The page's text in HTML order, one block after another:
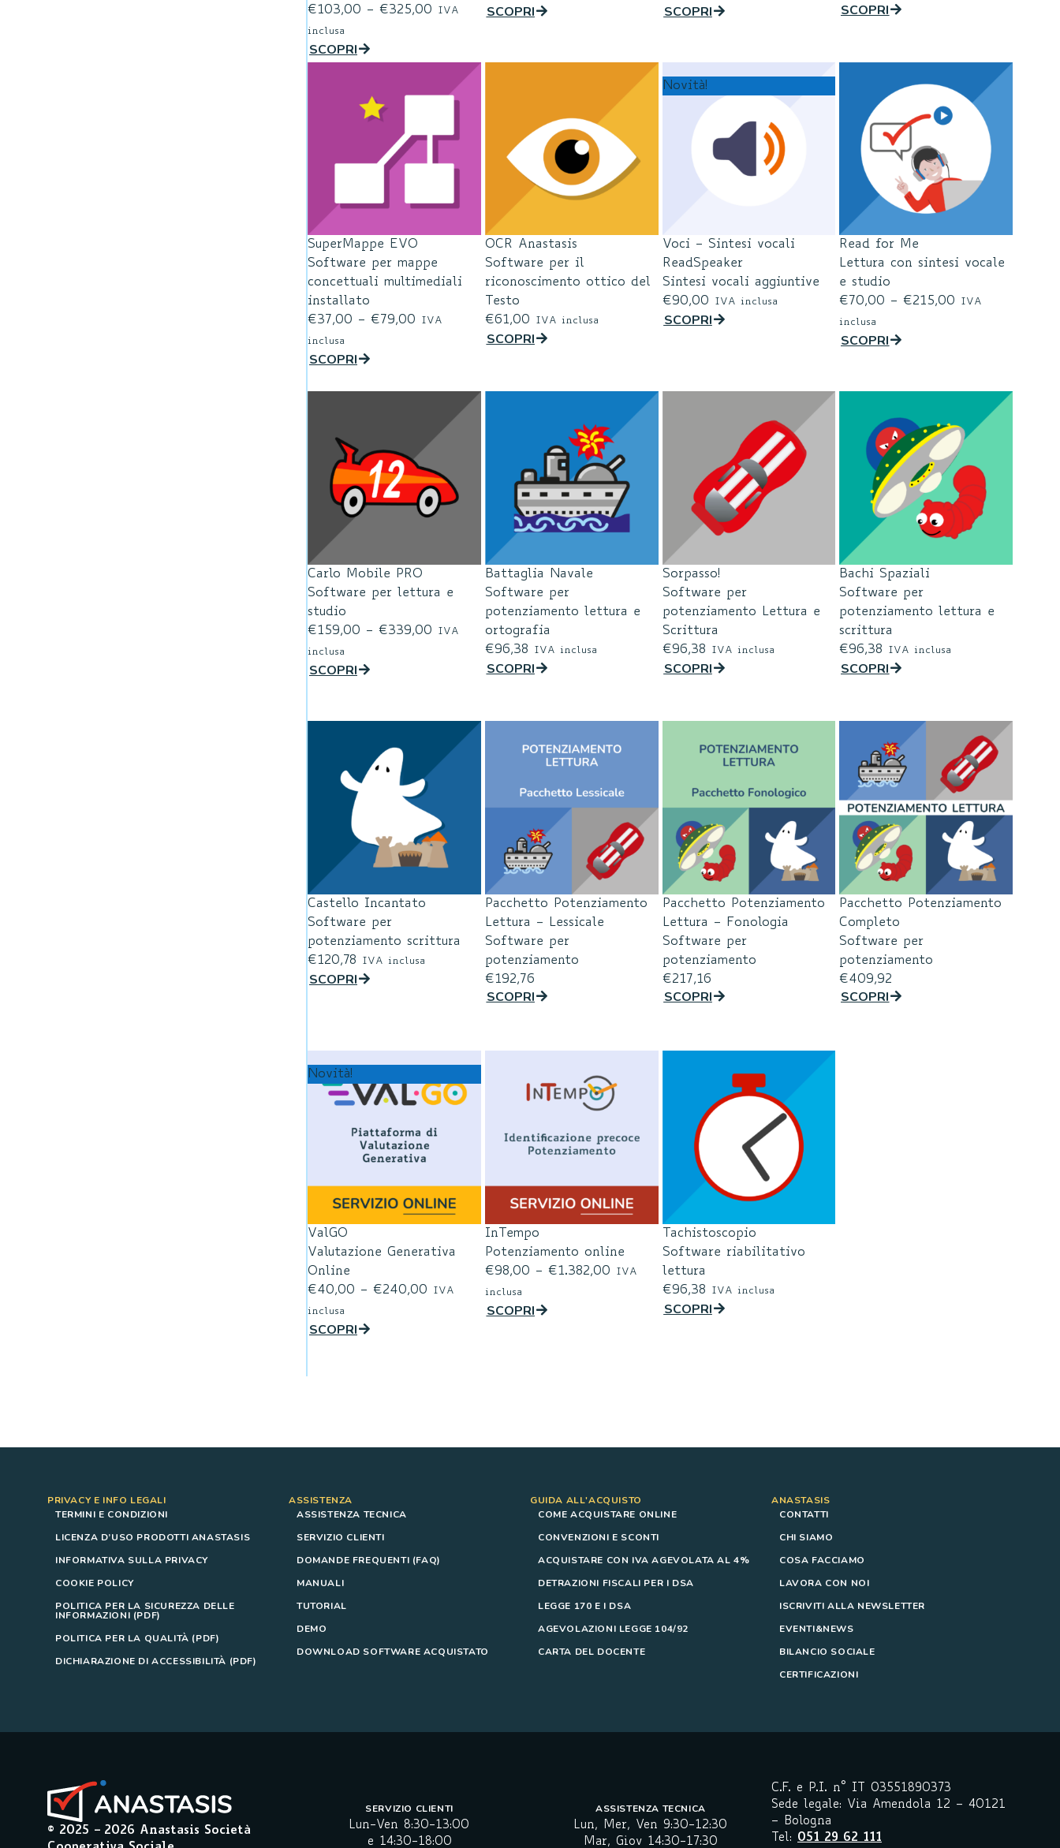
€103,00 – €325,00
IVA
inclusa
SCOPRI
SCOPRI SCOPRI SCOPRI
SuperMappe EVO
Software per mappe
concettuali multimediali
installato
€37,00 – €79,00
IVA
inclusa
SCOPRI
OCR Anastasis
Software per il
riconoscimento ottico del
Testo
€61,00 IVA inclusa
SCOPRI
Voci – Sintesi vocali
ReadSpeaker
Sintesi vocali aggiuntive
€90,00 IVA inclusa
SCOPRI
Novità!
Read for Me
Lettura con sintesi vocale
e studio
€70,00 – €215,00
IVA
inclusa
SCOPRI
Carlo Mobile PRO
Software per lettura e
studio
€159,00 – €339,00
IVA
inclusa
SCOPRI
Battaglia Navale
Software per
potenziamento lettura e
ortografia
€96,38 IVA inclusa
SCOPRI
Sorpasso!
Software per
potenziamento Lettura e
Scrittura
€96,38 IVA inclusa
SCOPRI
Bachi Spaziali
Software per
potenziamento lettura e
scrittura
€96,38 IVA inclusa
SCOPRI
Castello Incantato
Software per
potenziamento scrittura
€120,78 IVA inclusa
SCOPRI
Pacchetto Potenziamento
Lettura – Lessicale
Software per
potenziamento
€192,76
SCOPRI
Pacchetto Potenziamento
Lettura – Fonologia
Software per
potenziamento
€217,16
SCOPRI
Pacchetto Potenziamento
Completo
Software per
potenziamento
€409,92
SCOPRI
ValGO
Valutazione Generativa
Online
€40,00 – €240,00
IVA
inclusa
SCOPRI
Novità!
InTempo
Potenziamento online
€98,00 – €1.382,00
IVA
inclusa
SCOPRI
Tachistoscopio
Software riabilitativo
lettura
€96,38 IVA inclusa
SCOPRI
PRIVACY E INFO LEGALI
TERMINI E CONDIZIONI
LICENZA D’USO PRODOTTI ANASTASIS
INFORMATIVA SULLA PRIVACY
COOKIE POLICY
POLITICA PER LA SICUREZZA DELLE
INFORMAZIONI (PDF)
POLITICA PER LA QUALITÀ (PDF)
DICHIARAZIONE DI ACCESSIBILITÀ (PDF)
ASSISTENZA
ASSISTENZA TECNICA
SERVIZIO CLIENTI
DOMANDE FREQUENTI (FAQ)
MANUALI
TUTORIAL
DEMO
DOWNLOAD SOFTWARE ACQUISTATO
GUIDA ALL'ACQUISTO
COME ACQUISTARE ONLINE
CONVENZIONI E SCONTI
ACQUISTARE CON IVA AGEVOLATA AL 4%
DETRAZIONI FISCALI PER I DSA
LEGGE 170 E I DSA
AGEVOLAZIONI LEGGE 104/92
CARTA DEL DOCENTE
ANASTASIS
CONTATTI
CHI SIAMO
COSA FACCIAMO
LAVORA CON NOI
ISCRIVITI ALLA NEWSLETTER
EVENTI&NEWS
BILANCIO SOCIALE
CERTIFICAZIONI
© 2025 – 2026 Anastasis Società
SERVIZIO CLIENTI
Lun-Ven 8:30-13:00
e 14:30-18:00
ASSISTENZA TECNICA
Lun, Mer, Ven 9:30-12:30
Mar, Giov 14:30-17:30
C.F. e P.I. n° IT 03551890373
Sede legale: Via Amendola 12 – 40121
– Bologna
Tel: 051 29 62 111